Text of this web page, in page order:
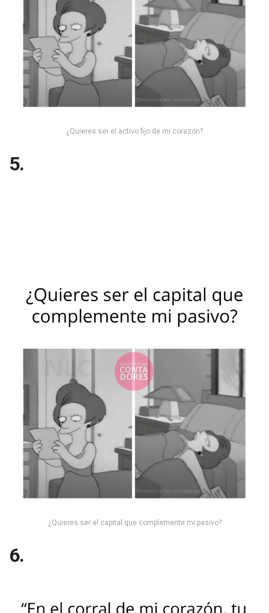
¿Quieres ser el activo fijo de mi corazón?
5.
¿Quieres ser el capital que complemente mi pasivo?
6.